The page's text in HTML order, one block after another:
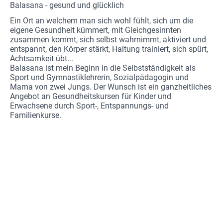
Balasana - gesund und glücklich
Ein Ort an welchem man sich wohl fühlt, sich um die
eigene Gesundheit kümmert, mit Gleichgesinnten
zusammen kommt, sich selbst wahrnimmt, aktiviert und
entspannt, den Körper stärkt, Haltung trainiert, sich spürt,
Achtsamkeit übt...
Balasana ist mein Beginn in die Selbstständigkeit als
Sport und Gymnastiklehrerin, Sozialpädagogin und
Mama von zwei Jungs. Der Wunsch ist ein ganzheitliches
Angebot an Gesundheitskursen für Kinder und
Erwachsene durch Sport-, Entspannungs- und
Familienkurse.